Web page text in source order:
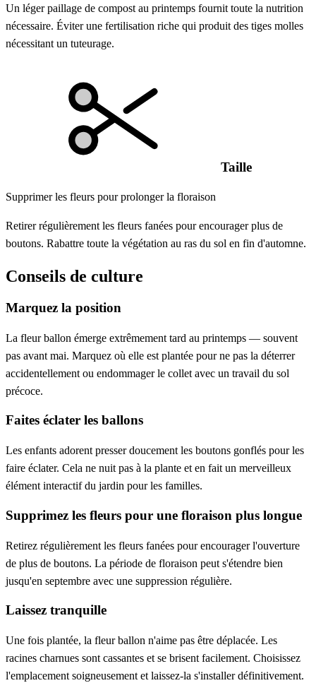
Un léger paillage de compost au printemps fournit toute la nutrition
nécessaire. Éviter une fertilisation riche qui produit des tiges molles
nécessitant un tuteurage.
Taille
Supprimer les fleurs pour prolonger la floraison
Retirer régulièrement les fleurs fanées pour encourager plus de
boutons. Rabattre toute la végétation au ras du sol en fin d'automne.
Conseils de culture
Marquez la position
La fleur ballon émerge extrêmement tard au printemps — souvent
pas avant mai. Marquez où elle est plantée pour ne pas la déterrer
accidentellement ou endommager le collet avec un travail du sol
précoce.
Faites éclater les ballons
Les enfants adorent presser doucement les boutons gonflés pour les
faire éclater. Cela ne nuit pas à la plante et en fait un merveilleux
élément interactif du jardin pour les familles.
Supprimez les fleurs pour une floraison plus longue
Retirez régulièrement les fleurs fanées pour encourager l'ouverture
de plus de boutons. La période de floraison peut s'étendre bien
jusqu'en septembre avec une suppression régulière.
Laissez tranquille
Une fois plantée, la fleur ballon n'aime pas être déplacée. Les
racines charnues sont cassantes et se brisent facilement. Choisissez
l'emplacement soigneusement et laissez-la s'installer définitivement.